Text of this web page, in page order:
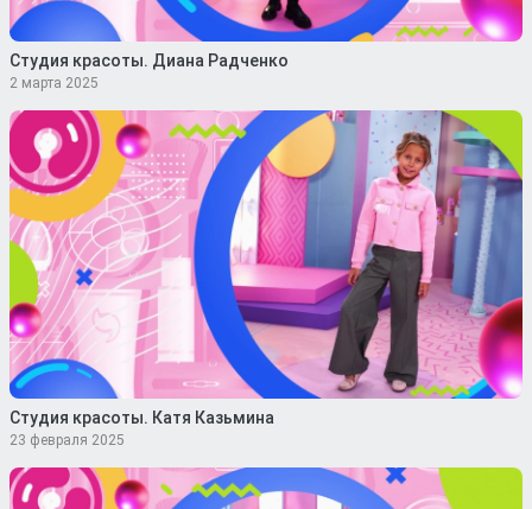
Студия красоты. Диана Радченко
2 марта 2025
Студия красоты. Катя Казьмина
23 февраля 2025